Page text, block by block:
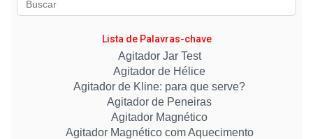
Lista de Palavras-chave
Agitador Jar Test
Agitador de Hélice
Agitador de Kline: para que serve?
Agitador de Peneiras
Agitador Magnético
Agitador Magnético com Aquecimento